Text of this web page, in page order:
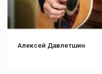
Алексей Давлетшин